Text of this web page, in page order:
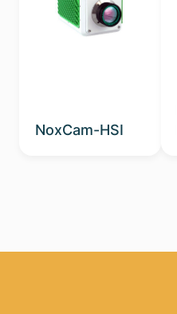
NoxCam-HSI